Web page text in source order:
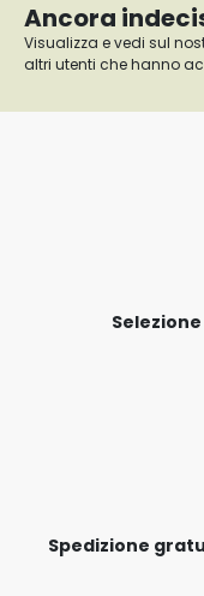
Ancora
Visualizza e vedi sul
altri utenti che hanno
Spedizione